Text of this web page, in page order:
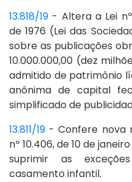
13.818/19 - Altera a Lei
de 1976 (Lei das
sobre as publicações
10.000.000,00 (dez
admitido de patrimônio
anônima de capital
simplificado de
13.811/19 - Confere nova
nº 10.406, de 10 de
suprimir as
casamento infantil.